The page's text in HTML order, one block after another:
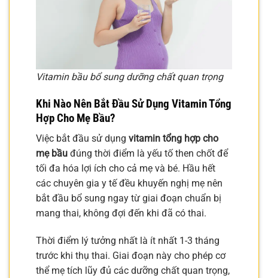
Vitamin bầu bổ sung dưỡng chất quan trọng
Khi Nào Nên Bắt Đầu Sử Dụng Vitamin Tổng
Hợp Cho Mẹ Bầu?
Việc bắt đầu sử dụng vitamin tổng hợp cho
mẹ bầu đúng thời điểm là yếu tố then chốt để
tối đa hóa lợi ích cho cả mẹ và bé. Hầu hết
các chuyên gia y tế đều khuyến nghị mẹ nên
bắt đầu bổ sung ngay từ giai đoạn chuẩn bị
mang thai, không đợi đến khi đã có thai.
Thời điểm lý tưởng nhất là ít nhất 1-3 tháng
trước khi thụ thai. Giai đoạn này cho phép cơ
thể mẹ tích lũy đủ các dưỡng chất quan trọng,